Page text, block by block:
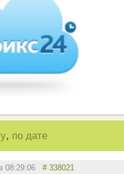
, по дате
08:29:06 # 338021